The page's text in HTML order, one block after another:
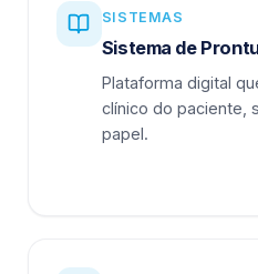
SISTEMAS
Sistema de
Plataforma digital
clínico do paciente,
papel.